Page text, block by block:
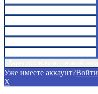
Уже имеете аккаунт?Войти
X